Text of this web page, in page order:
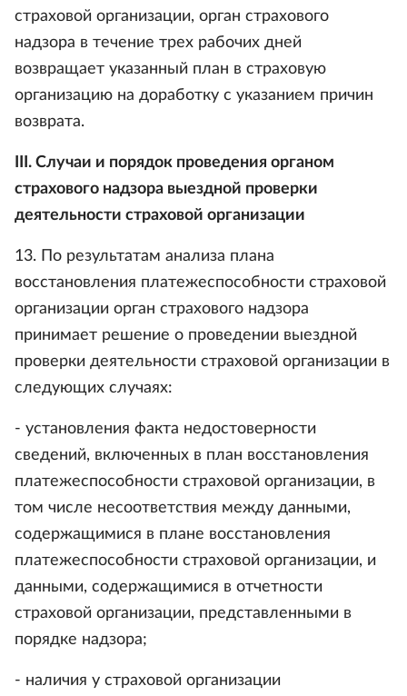
страховой организации, орган страхового
надзора в течение трех рабочих дней
возвращает указанный план в страховую
организацию на доработку с указанием причин
возврата.
III. Случаи и порядок проведения органом
страхового надзора выездной проверки
деятельности страховой организации
13. По результатам анализа плана
восстановления платежеспособности страховой
организации орган страхового надзора
принимает решение о проведении выездной
проверки деятельности страховой организации в
следующих случаях:
- установления факта недостоверности
сведений, включенных в план восстановления
платежеспособности страховой организации, в
том числе несоответствия между данными,
содержащимися в плане восстановления
платежеспособности страховой организации, и
данными, содержащимися в отчетности
страховой организации, представленными в
порядке надзора;
- наличия у страховой организации